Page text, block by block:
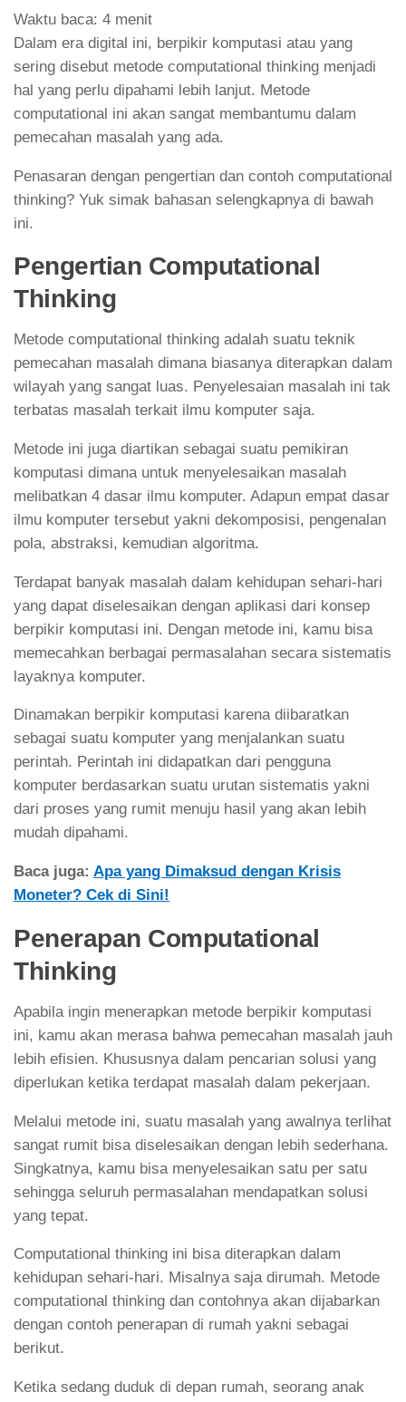
Waktu baca: 4 menit
Dalam era digital ini, berpikir komputasi atau yang
sering disebut metode computational thinking menjadi
hal yang perlu dipahami lebih lanjut. Metode
computational ini akan sangat membantumu dalam
pemecahan masalah yang ada.
Penasaran dengan pengertian dan contoh computational
thinking? Yuk simak bahasan selengkapnya di bawah
ini.
Pengertian Computational
Thinking
Metode computational thinking adalah suatu teknik
pemecahan masalah dimana biasanya diterapkan dalam
wilayah yang sangat luas. Penyelesaian masalah ini tak
terbatas masalah terkait ilmu komputer saja.
Metode ini juga diartikan sebagai suatu pemikiran
komputasi dimana untuk menyelesaikan masalah
melibatkan 4 dasar ilmu komputer. Adapun empat dasar
ilmu komputer tersebut yakni dekomposisi, pengenalan
pola, abstraksi, kemudian algoritma.
Terdapat banyak masalah dalam kehidupan sehari-hari
yang dapat diselesaikan dengan aplikasi dari konsep
berpikir komputasi ini. Dengan metode ini, kamu bisa
memecahkan berbagai permasalahan secara sistematis
layaknya komputer.
Dinamakan berpikir komputasi karena diibaratkan
sebagai suatu komputer yang menjalankan suatu
perintah. Perintah ini didapatkan dari pengguna
komputer berdasarkan suatu urutan sistematis yakni
dari proses yang rumit menuju hasil yang akan lebih
mudah dipahami.
Baca juga: Apa yang Dimaksud dengan Krisis
Moneter? Cek di Sini!
Penerapan Computational
Thinking
Apabila ingin menerapkan metode berpikir komputasi
ini, kamu akan merasa bahwa pemecahan masalah jauh
lebih efisien. Khususnya dalam pencarian solusi yang
diperlukan ketika terdapat masalah dalam pekerjaan.
Melalui metode ini, suatu masalah yang awalnya terlihat
sangat rumit bisa diselesaikan dengan lebih sederhana.
Singkatnya, kamu bisa menyelesaikan satu per satu
sehingga seluruh permasalahan mendapatkan solusi
yang tepat.
Computational thinking ini bisa diterapkan dalam
kehidupan sehari-hari. Misalnya saja dirumah. Metode
computational thinking dan contohnya akan dijabarkan
dengan contoh penerapan di rumah yakni sebagai
berikut.
Ketika sedang duduk di depan rumah, seorang anak